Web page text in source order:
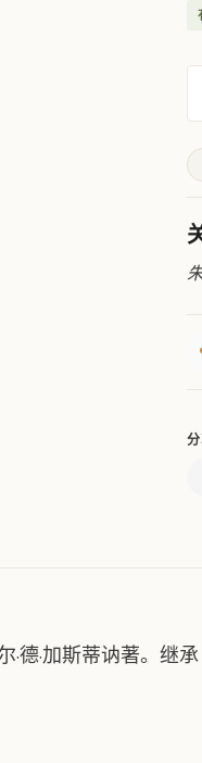
代
鲁
滨
逊
漂
流
记
分
·德·加斯蒂讷著。继